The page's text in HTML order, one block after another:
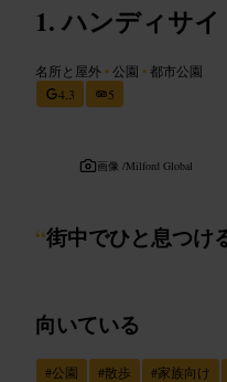
ハンディサ
名所と屋外 •公園 •都市公園
4.3
5
画像 /Milford Global
“街中でひと息つけ
向いている
#公園 #散歩 #家族向け